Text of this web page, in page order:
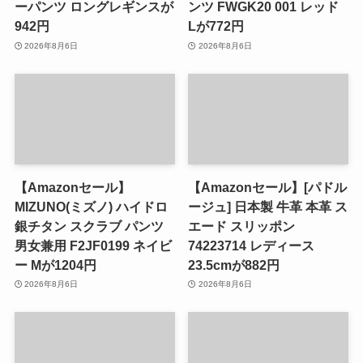
ーパンツ ロングレギンスが
942円
2026年8月6日
ンツ FWGK20 001 レッド
Lが772円
2026年8月6日
【Amazonセール】
MIZUNO(ミズノ) ハイドロ
銀チタン スクラブ パンツ
男女兼用 F2JF0199 ネイビ
ー Mが1204円
2026年8月6日
【Amazonセール】[パドル
ージュ] 日本製 牛革 本革 ス
エード スリッポン
74223714 レディース
23.5cmが882円
2026年8月6日